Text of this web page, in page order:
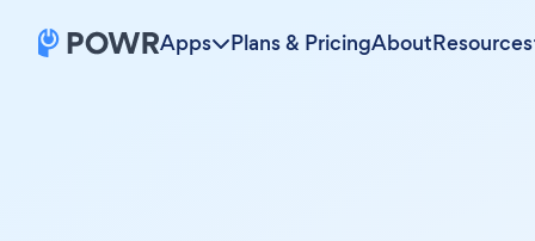
Apps Plans & PricingAboutResources